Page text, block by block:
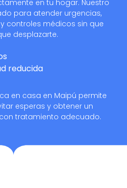
en tu hogar. Nuestro
para atender urgencias,
controles médicos sin que
desplazarte.
reducida
en casa en Maipú permite
esperas y obtener un
tratamiento adecuado.